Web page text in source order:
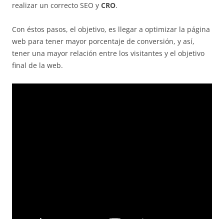
realizar un correcto SEO y CRO.
Con éstos pasos, el objetivo, es llegar a optimizar la página
web para tener mayor porcentaje de conversión, y así,
tener una mayor relación entre los visitantes y el objetivo
final de la web.